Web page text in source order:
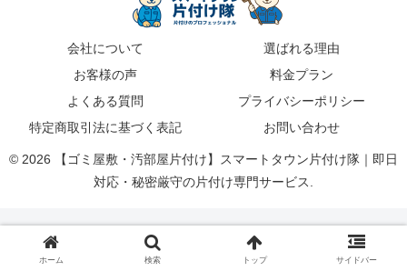
会社について
選ばれる理由
お客様の声
料金プラン
よくある質問
プライバシーポリシー
特定商取引法に基づく表記
お問い合わせ
© 2026 【ゴミ屋敷・汚部屋片付け】スマートタウン片付け隊｜即日
対応・秘密厳守の片付け専門サービス.
ホーム 検索 トップ サイドバー